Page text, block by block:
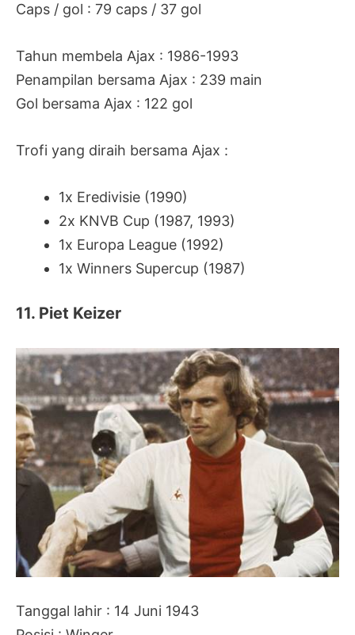
Caps / gol : 79 caps / 37 gol
Tahun membela Ajax : 1986-1993
Penampilan bersama Ajax : 239 main
Gol bersama Ajax : 122 gol
Trofi yang diraih bersama Ajax :
1x Eredivisie (1990)
2x KNVB Cup (1987, 1993)
1x Europa League (1992)
1x Winners Supercup (1987)
11. Piet Keizer
Tanggal lahir : 14 Juni 1943